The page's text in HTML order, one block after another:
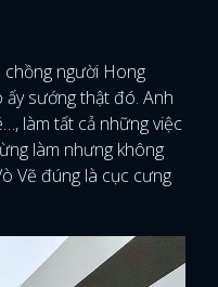
người Hong
sướng thật đó. Anh
làm tất cả những việc
làm nhưng không
Vẽ đúng là cục cưng